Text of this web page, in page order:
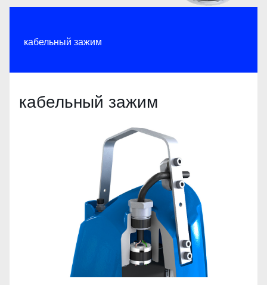
кабельный зажим
кабельный зажим